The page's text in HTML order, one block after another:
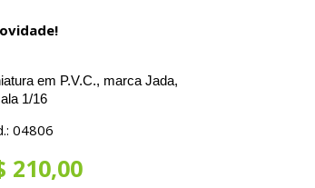
em P.V.C., marca Jada,
1/16
04806
210,00